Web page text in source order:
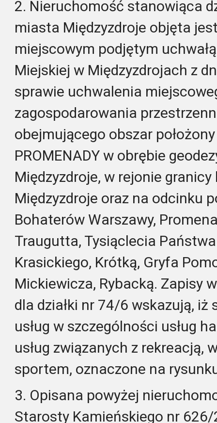
2. Nieruchomość stanowiąca
miasta Międzyzdroje objęta
miejscowym podjętym
Miejskiej w Międzyzdrojach z
sprawie uchwalenia
zagospodarowania
obejmującego obszar położony
PROMENADY w obrębie
Międzyzdroje, w rejonie
Międzyzdroje oraz na odcinku
Bohaterów Warszawy,
Traugutta, Tysiąclecia
Krasickiego, Krótką, Gryfa
Mickiewicza, Rybacką. Zapisy
dla działki nr 74/6 wskazują,
usług w szczególności usług
usług związanych z rekreacją,
sportem, oznaczone na
3. Opisana powyżej
Starosty Kamieńskiego nr